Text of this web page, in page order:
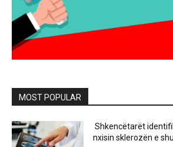
MOST POPULAR
Shkencëtarët
nxisin sklerozën e